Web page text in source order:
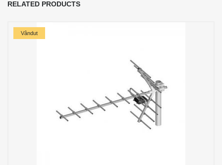
RELATED PRODUCTS
Vândut